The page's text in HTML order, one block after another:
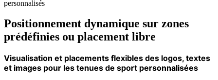
personnalisés
Positionnement dynamique sur zones
prédéfinies ou placement libre
Visualisation et placements flexibles des logos, textes
et images pour les tenues de sport personnalisées